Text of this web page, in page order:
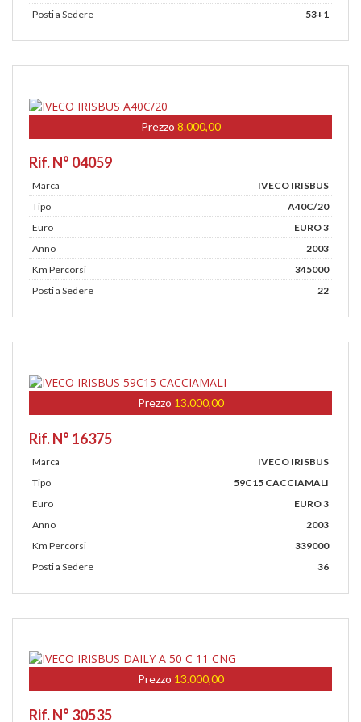
Posti a Sedere
53+1
Prezzo 8.000,00
Rif. N° 04059
Marca
IVECO IRISBUS
Tipo
A40C/20
Euro
EURO 3
Anno
2003
Km Percorsi
345000
Posti a Sedere
22
Prezzo 13.000,00
Rif. N° 16375
Marca
IVECO IRISBUS
Tipo
59C15 CACCIAMALI
Euro
EURO 3
Anno
2003
Km Percorsi
339000
Posti a Sedere
36
Prezzo 13.000,00
Rif. N° 30535